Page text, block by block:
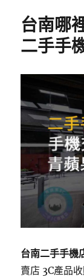
k
台南哪
二手手
台南二手手機
賣店 3C產品